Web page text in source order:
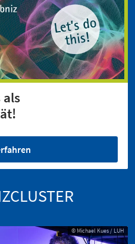
als
© Michael Kues / LUH